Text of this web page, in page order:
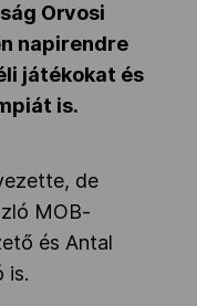
Orvosi
napirendre
játékokat és
is.
de
MOB-
és Antal
is.